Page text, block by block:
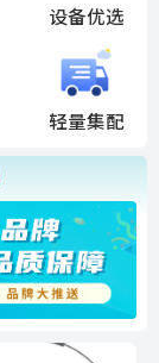
设备优选
轻量集配